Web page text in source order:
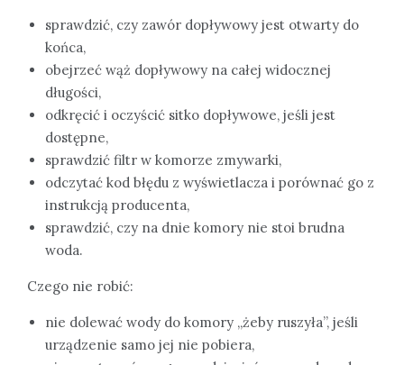
sprawdzić, czy zawór dopływowy jest otwarty do
końca,
obejrzeć wąż dopływowy na całej widocznej
długości,
odkręcić i oczyścić sitko dopływowe, jeśli jest
dostępne,
sprawdzić filtr w komorze zmywarki,
odczytać kod błędu z wyświetlacza i porównać go z
instrukcją producenta,
sprawdzić, czy na dnie komory nie stoi brudna
woda.
Czego nie robić:
nie dolewać wody do komory „żeby ruszyła”, jeśli
urządzenie samo jej nie pobiera,